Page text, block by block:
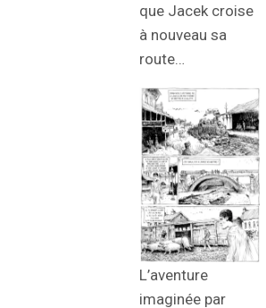
que Jacek croise
à nouveau sa
route…
L’aventure
imaginée par